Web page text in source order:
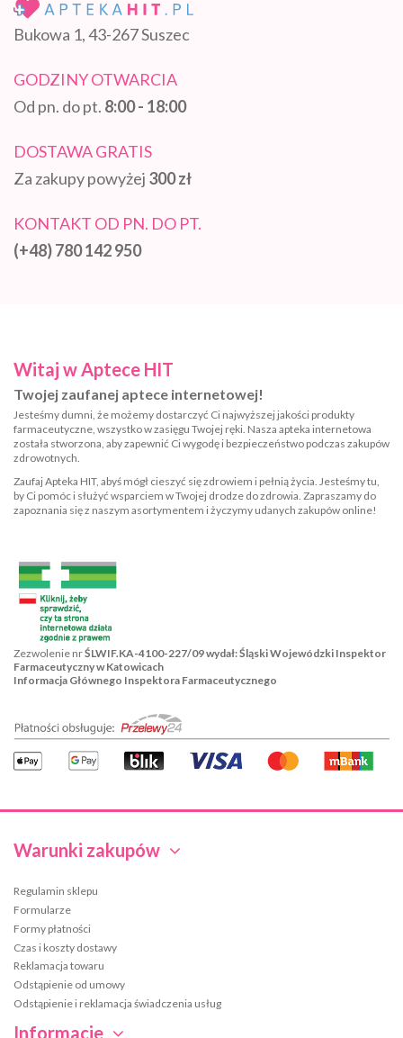
Bukowa 1, 43-267 Suszec
GODZINY OTWARCIA
Od pn. do pt. 8:00 - 18:00
DOSTAWA GRATIS
Za zakupy powyżej 300 zł
KONTAKT OD PN. DO PT.
(+48) 780 142 950
Warunki zakupów
Regulamin sklepu
Formularze
Formy płatności
Czas i koszty dostawy
Reklamacja towaru
Odstąpienie od umowy
Odstąpienie i reklamacja świadczenia usług
Informacje
Witaj w Aptece HIT
Twojej zaufanej aptece internetowej!
Jesteśmy dumni, że możemy dostarczyć Ci najwyższej jakości produkty
farmaceutyczne, wszystko w zasięgu Twojej ręki. Nasza apteka internetowa
została stworzona, aby zapewnić Ci wygodę i bezpieczeństwo podczas zakupów
zdrowotnych.
Zaufaj Apteka HIT, abyś mógł cieszyć się zdrowiem i pełnią życia. Jesteśmy tu,
by Ci pomóc i służyć wsparciem w Twojej drodze do zdrowia. Zapraszamy do
zapoznania się z naszym asortymentem i życzymy udanych zakupów online!
Zezwolenie nrŚLWIF.KA-4100-227/09 wydał: Śląski Wojewódzki Inspektor
Farmaceutyczny w Katowicach
Informacja Głównego Inspektora Farmaceutycznego